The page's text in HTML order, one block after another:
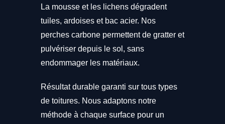
La mousse et les lichens dégradent
tuiles, ardoises et bac acier. Nos
perches carbone permettent de gratter et
pulvériser depuis le sol, sans
endommager les matériaux.
Résultat durable garanti sur tous types
de toitures. Nous adaptons notre
méthode à chaque surface pour un